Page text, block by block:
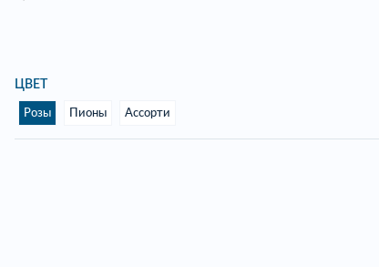
ЦВЕТ
Розы Пионы Ассорти